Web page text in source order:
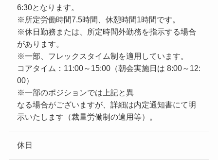
6:30となります。
※所定労働時間7.5時間、休憩時間1時間です。
※休日勤務または、所定時間外勤務を指示する場合
があります。
※一部、フレックスタイム制を適用しています。
コアタイム：11:00～15:00（朝会実施日は 8:00～12:
00）
※一部のポジションでは上記と異
なる場合がございますが、詳細は内定通知書にて明
示いたします（裁量労働制の適用等）。
休日